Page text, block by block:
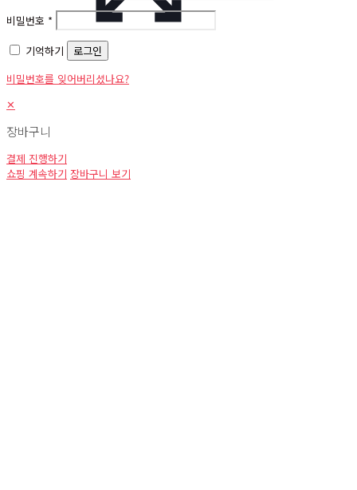
비밀번호 *
기억하기
로그인
비밀번호를 잊어버리셨나요?
✕
장바구니
결제 진행하기
쇼핑 계속하기 장바구니 보기